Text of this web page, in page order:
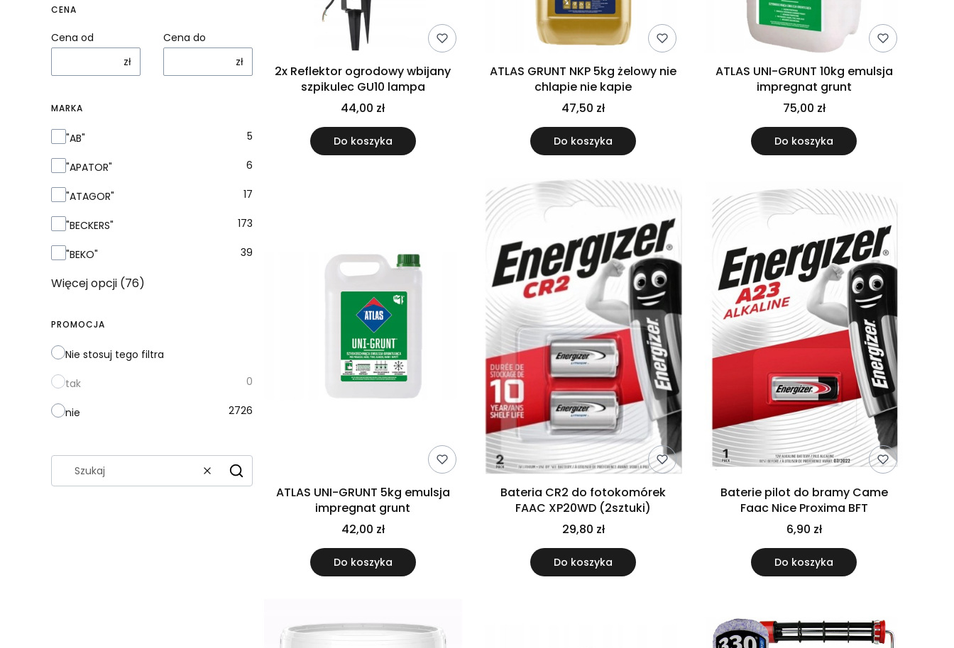
CENA
Cena od
zł
Cena do
zł
MARKA
Marka
"AB" 5
"APATOR" 6
"ATAGOR" 17
"BECKERS" 173
"BEKO" 39
Więcej opcji (76)
PROMOCJA
Nie stosuj tego filtra
tak 0
nie 2726
WyczyśćSzukaj
2x Reflektor ogrodowy wbijany
szpikulec GU10 lampa
44,00 zł
Do koszyka
ATLAS GRUNT NKP 5kg żelowy nie
chlapie nie kapie
47,50 zł
Do koszyka
ATLAS UNI-GRUNT 10kg emulsja
impregnat grunt
75,00 zł
Do koszyka
ATLAS UNI-GRUNT 5kg emulsja
impregnat grunt
42,00 zł
Do koszyka
Bateria CR2 do fotokomórek
FAAC XP20WD (2sztuki)
29,80 zł
Do koszyka
Baterie pilot do bramy Came
Faac Nice Proxima BFT
6,90 zł
Do koszyka